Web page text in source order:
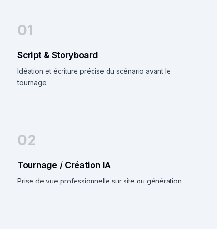
01
Script & Storyboard
Idéation et écriture précise du scénario avant le
tournage.
02
Tournage / Création IA
Prise de vue professionnelle sur site ou génération.